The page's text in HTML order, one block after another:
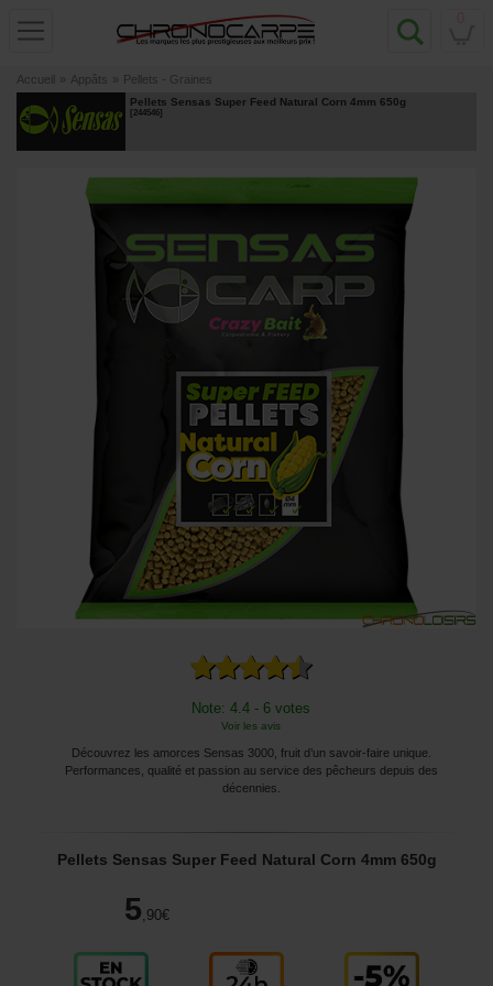
Accueil » Appâts » Pellets - Graines
Pellets Sensas Super Feed Natural Corn 4mm 650g
[244546]
Note: 4.4 - 6 votes
Voir les avis
Découvrez les amorces Sensas 3000, fruit d’un savoir-faire unique.
Performances, qualité et passion au service des pêcheurs depuis des
décennies.
Pellets Sensas Super Feed Natural Corn 4mm 650g
5,90€